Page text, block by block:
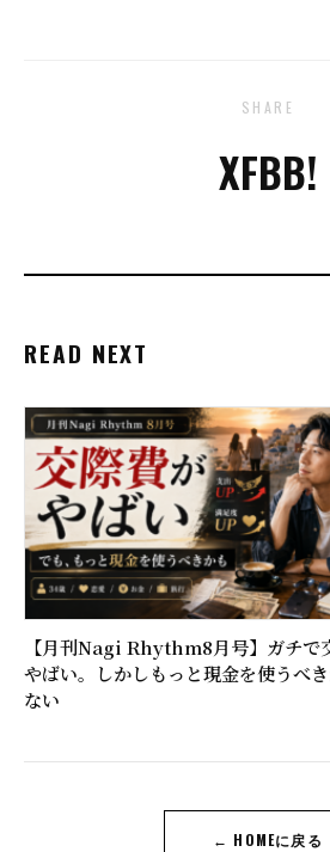
SHARE
XFBB!
READ NEXT
【月刊Nagi Rhythm8月号】ガチで
やばい。しかしもっと現金を使うべ
ない
← HOMEに戻る